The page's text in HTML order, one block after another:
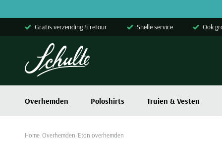
Gratis verzending & retour Snelle service Ook
Overhemden Poloshirts Truien & Vesten
Home Overhemden Eton overhemden